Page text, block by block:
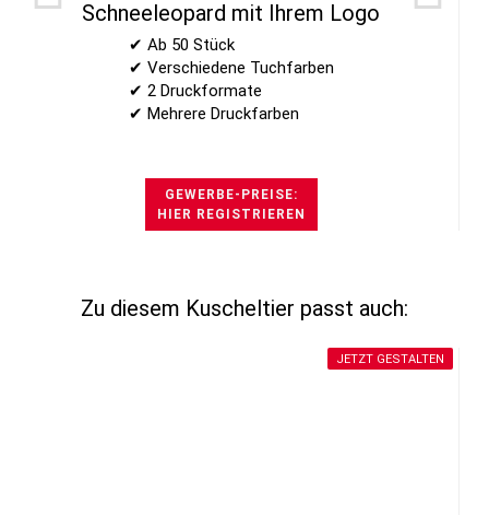
Schneeleopard mit Ihrem Logo
✔ Ab 50 Stück
✔ Verschiedene Tuchfarben
✔ 2 Druckformate
✔ Mehrere Druckfarben
GEWERBE-PREISE:
HIER REGISTRIEREN
Zu diesem Kuscheltier passt auch:
JETZT GESTALTEN